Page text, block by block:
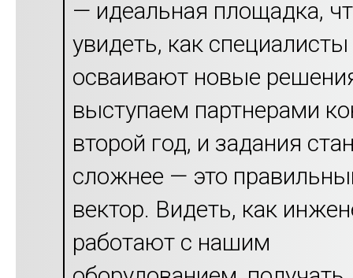
— идеальная площадка,
увидеть, как специалисты
осваивают новые
выступаем партнерами
второй год, и задания
сложнее — это
вектор. Видеть, как
работают с нашим